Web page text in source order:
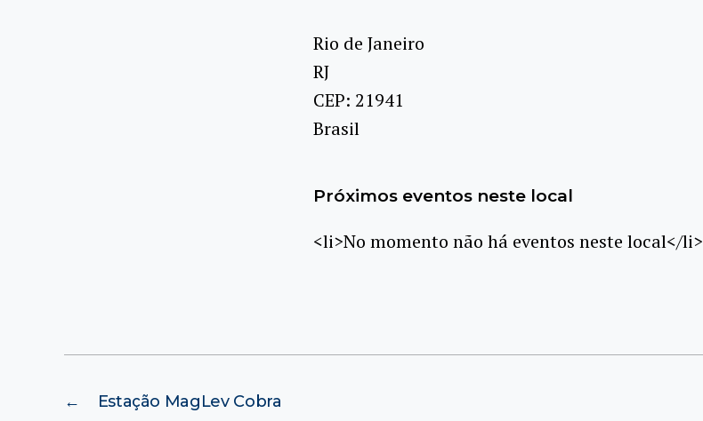
Rio de Janeiro
RJ
CEP: 21941
Brasil
Próximos eventos neste local
<li>No momento não há eventos neste local</li>
← Estação MagLev Cobra